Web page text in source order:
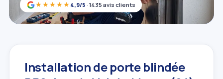
★★★★★ 4,9/5 · 1435 avis clients
Installation de porte blindée